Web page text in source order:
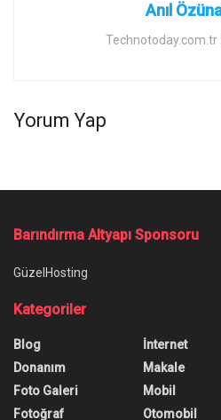
Anıl
Technotoday.com.tr
Yorum Yap
Barındırma Altyapı Sponsoru
GüzelHosting
Kategoriler
Blog
Donanım
Foto Galeri
Fotoğraf
İnternet
Makale
Mobil
Otomobil